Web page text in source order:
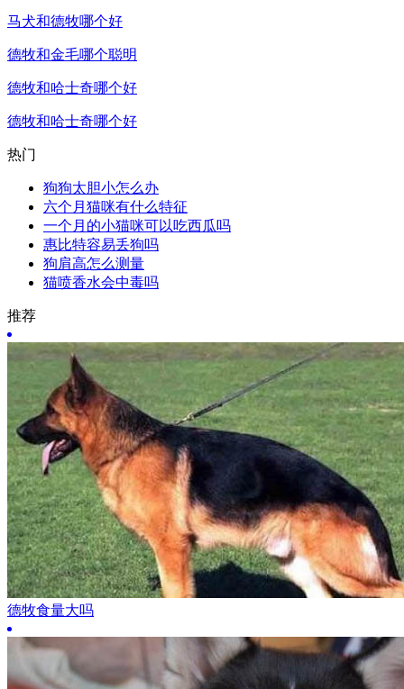
马犬和德牧哪个好
德牧和金毛哪个聪明
德牧和哈士奇哪个好
德牧和哈士奇哪个好
热门
狗狗太胆小怎么办
六个月猫咪有什么特征
一个月的小猫咪可以吃西瓜吗
惠比特容易丢狗吗
狗肩高怎么测量
猫喷香水会中毒吗
推荐
德牧食量大吗